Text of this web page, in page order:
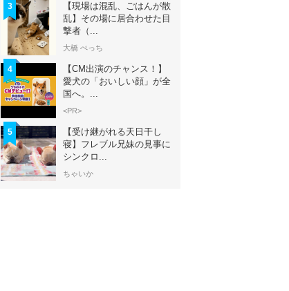
3
【現場は混乱、ごはんが散
乱】その場に居合わせた目
撃者（...
大橋 ぺっち
4
【CM出演のチャンス！】
愛犬の「おいしい顔」が全
国へ。...
<PR>
5
【受け継がれる天日干し
寝】フレブル兄妹の見事に
シンクロ...
ちゃいか